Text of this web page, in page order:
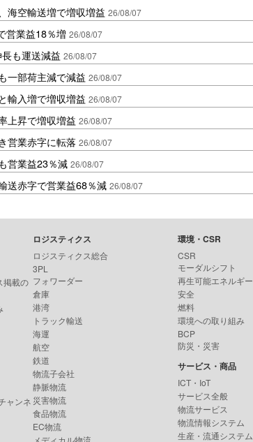
海空輸送増で増収増益 26/08/07
営業益18％増 26/08/07
も運送減益 26/08/07
一部荷主減で減益 26/08/07
輸入増で増収増益 26/08/07
上昇で増収増益 26/08/07
営業赤字に転落 26/08/07
営業益23％減 26/08/07
送赤字で営業益68％減 26/08/07
掲載の
ャンネ
ロジスティクス
ロジスティクス総合
3PL
フォワーダー
倉庫
港湾
トラック輸送
海運
航空
鉄道
物流子会社
静脈物流
災害物流
食品物流
EC物流
メディカル物流
環境・CSR
CSR
モーダルシフト
再生可能エネルギー
安全
燃料
環境への取り組み
BCP
防災・災害
サービス・商品
ICT・IoT
サービス全般
物流サービス
物流情報システム
生産・流通システム